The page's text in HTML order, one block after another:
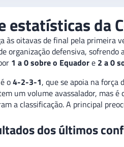
estatísticas da
às oitavas de final pela primeira
organização defensiva,
1 a 0 sobre o Equadore 2 a 0
o4-2-3-1, que se apoia na força
um volume avassalador, mas é
a classificação. A principal
dos últimos